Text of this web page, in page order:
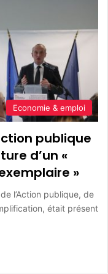
Economie & emploi
publique
d’un «
»
l’Action publique, de
était présent